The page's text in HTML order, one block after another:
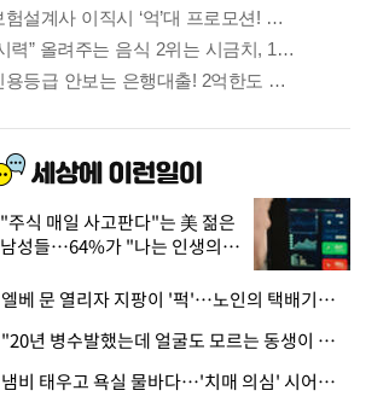
"주식 매일 사고판다"는 美 젊은
남성들…64%가 "나는 인생의
· 엘베 문 열리자 지팡이 '퍽'…노인의 택배기사 폭행 이유
· "20년 병수발했는데 얼굴도 모르는 동생이 유산 절반을"…배다른 형제 상속권 있을까
· 냄비 태우고 욕실 물바다…'치매 의심' 시어머니 검사 권유했다가 '날벼락'